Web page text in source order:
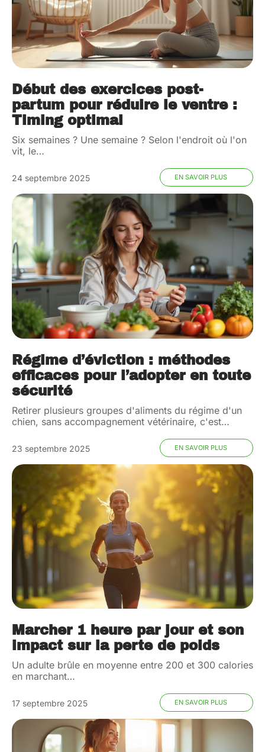
Début des exercices post-
partum pour réduire le ventre :
Timing optimal
Six semaines ? Une semaine ? Selon l'endroit où l'on
vit, le…
24 septembre 2025 EN SAVOIR PLUS
Régime d’éviction : méthodes
efficaces pour l’adopter en toute
sécurité
Retirer plusieurs groupes d'aliments du régime d'un
chien, sans accompagnement vétérinaire, c'est…
23 septembre 2025 EN SAVOIR PLUS
Marcher 1 heure par jour et son
impact sur la perte de poids
Un adulte brûle en moyenne entre 200 et 300 calories
en marchant…
17 septembre 2025 EN SAVOIR PLUS